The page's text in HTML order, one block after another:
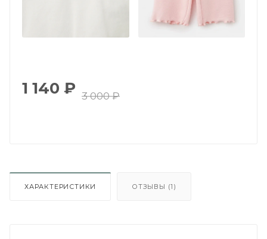
1 140 ₽ 3 000₽
ХАРАКТЕРИСТИКИ ОТЗЫВЫ (1)